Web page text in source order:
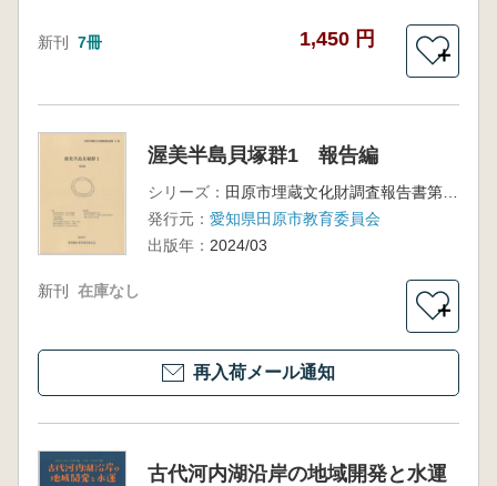
新刊 7冊 1,450 円
＋
渥美半島貝塚群1 報告編
シリーズ：
田原市埋蔵文化財調査報告書第14集
発行元： 愛知県田原市教育委員会
出版年： 2024/03
新刊 在庫なし
＋
再入荷メール通知
古代河内湖沿岸の地域開発と水運